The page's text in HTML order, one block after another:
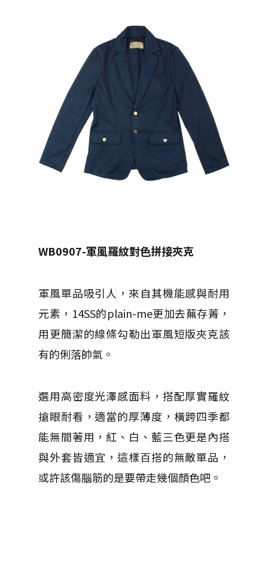
WB0907-軍風羅紋對色拼接夾克
軍風單品吸引人，來自其機能感與耐用
元素，14SS的plain-me更加去蕪存菁，
用更簡潔的線條勾勒出軍風短版夾克該
有的俐落帥氣。
選用高密度光澤感面料，搭配厚實羅紋
搶眼耐看，適當的厚薄度，橫跨四季都
能無間著用，紅、白、藍三色更是內搭
與外套皆適宜，這樣百搭的無敵單品，
或許該傷腦筋的是要帶走幾個顏色吧。